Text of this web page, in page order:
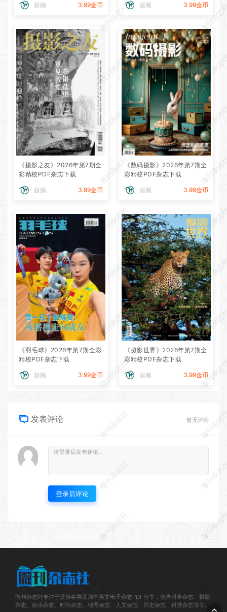
超频 3.99金币 超频 3.99金币
《摄影之友》2026年第7期全
彩精校PDF杂志下载
超频 3.99金币
《数码摄影》2026年第7期全
彩精校PDF杂志下载
超频 3.99金币
《羽毛球》2026年第7期全彩
精校PDF杂志下载
超频 3.99金币
《摄影世界》2026年第7期全
彩精校PDF杂志下载
超频 3.99金币
发表评论 暂无评论
登录后评论
微刊杂志社专注于提供各类高清中英文电子杂志PDF分享，包含时事杂志、摄影
杂志、娱乐杂志、时尚杂志、地理杂志、人文杂志、历史杂志、科技杂志等等。
微刊杂志社
微刊杂
微刊杂志社
微刊杂
微刊杂志社
微刊杂
微刊杂志社
微刊杂
微刊杂志社
微刊杂
微刊杂志社
微刊杂
微刊杂志社
微刊杂
微刊杂志社
微刊杂
微刊杂志社
微刊杂
微刊杂志社
微刊杂
微刊杂志社
微刊杂